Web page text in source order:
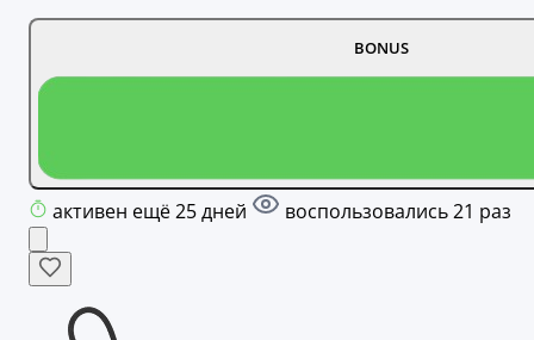
BONUS
активен ещё 25 дней воспользовались 21 раз